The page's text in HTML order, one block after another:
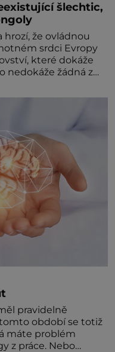
šlechtic,
hrozí, že ovládnou
srdci Evropy
které dokáže
nedokáže žádná z
od roku 1223
moře,
pravidelně
období se totiž
máte problém
z práce. Nebo